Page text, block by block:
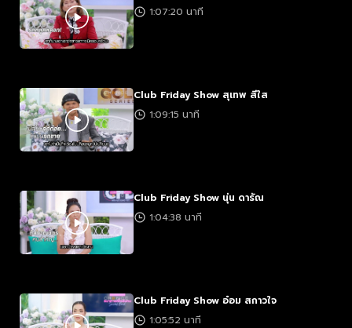
1:07:20 นาที
Club Friday Show สุเทพ สีใส
1:09:15 นาที
Club Friday Show นุ่น ดารัณ
1:04:38 นาที
Club Friday Show อ๋อม สกาวใจ
1:05:52 นาที